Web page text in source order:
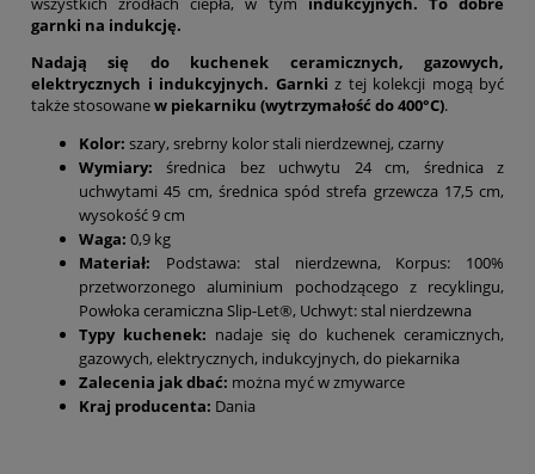
garnki na indukcję.
Nadają się do kuchenek ceramicznych, gazowych,
elektrycznych i indukcyjnych. Garnki z tej kolekcji mogą być
także stosowanew piekarniku (wytrzymałość do 400°C).
Kolor: szary, srebrny kolor stali nierdzewnej, czarny
Wymiary: średnica bez uchwytu 24 cm, średnica z
uchwytami 45 cm, średnica spód strefa grzewcza 17,5 cm,
wysokość 9 cm
Waga: 0,9 kg
Materiał: Podstawa: stal nierdzewna, Korpus: 100%
przetworzonego aluminium pochodzącego z recyklingu,
Powłoka ceramiczna Slip-Let®, Uchwyt: stal nierdzewna
Typy kuchenek: nadaje się do kuchenek ceramicznych,
gazowych, elektrycznych, indukcyjnych, do piekarnika
Zalecenia jak dbać: można myć w zmywarce
Kraj producenta: Dania